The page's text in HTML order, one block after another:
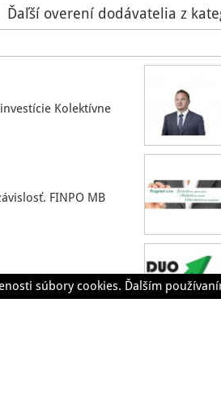
Ďaľší overení dodávatelia z
Kolektívne
FINPO MB
kancelária, ktorá
súbory cookies. Ďalším